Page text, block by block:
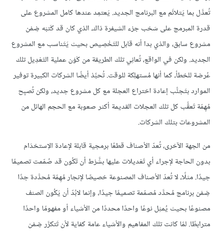
تُعدَّل بما يَتلائَم مع البرنامج الجديد. يَعتمِد عندها كامل المشروع على
قدرة المبرمج على سَحْب جزء الشيفرة ذاك، الذي كان قد كَتبَه ضِمْن
مشروع سابق، والذي بدا أنه قابل للتَخْصِيص بحيث يَتَناسب مع المشروع
الجديد. ولكن في الواقع، تُعانِي تلك الطريقة من كَوْن عملية التَعْدِيل تلك
عُرضة للخطأ، كما أنها مُستهلِكة للوقت. تُحبِّذ أيضًا الشركات الكبيرة توفير
الموارد بتَجنُّب إعادة اختراع العجلة مع كل مشروع جديد، ولكن تُصبِح
مُهِمّة تَعقُّب كل تلك العجلات القديمة أكثر صعوبة مع الحجم الهائل من
المشروعات بتلك الشركات.
من الجهة الآخرى، تُعدّ الأصناف قطعًا برمجية قابلة لإعادة الاِستخدَام
بدون الحاجة لإجراء أي تَعْديلات عليها بشَّرْط أن تَكُون قد صُمّمت تصميمًا
جيدًا. مثلًا، لا تُعدّ الأصناف المصنوعة خصيصًا لإنجار مُهِمّة مُحدَّدة جدًا
ضِمْن برنامج مُحدَّد مُصمّمة تصميمًا جيدًا، وإنما لابُدّ أن يَكُون الصنف
مصنوعًا بحيث يُمثِل نوعًا واحدًا محددًا من الأشياء أو مفهومًا واحدًا
مترابطًا. لمّا كانت تلك المفاهيم والأشياء عامة كفاية لأن تَتكرَّر ضِمْن